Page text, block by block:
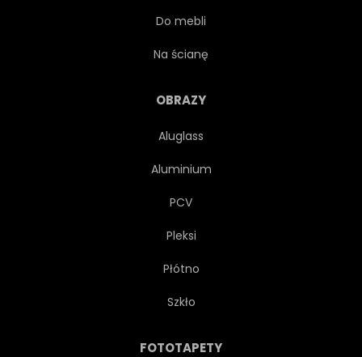
Do mebli
Na ścianę
OBRAZY
Aluglass
Aluminium
PCV
Pleksi
Płótno
Szkło
FOTOTAPETY